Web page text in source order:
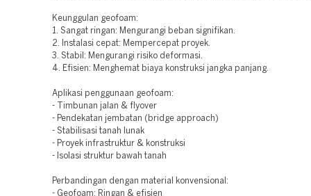
Keunggulan geofoam:
1. Sangat ringan: Mengurangi beban signifikan.
2. Instalasi cepat: Mempercepat proyek.
3. Stabil: Mengurangi risiko deformasi.
4. Efisien: Menghemat biaya konstruksi jangka panjang.
Aplikasi penggunaan geofoam:
- Timbunan jalan & flyover
- Pendekatan jembatan (bridge approach)
- Stabilisasi tanah lunak
- Proyek infrastruktur & konstruksi
- Isolasi struktur bawah tanah
Perbandingan dengan material konvensional:
- Geofoam: Ringan & efisien